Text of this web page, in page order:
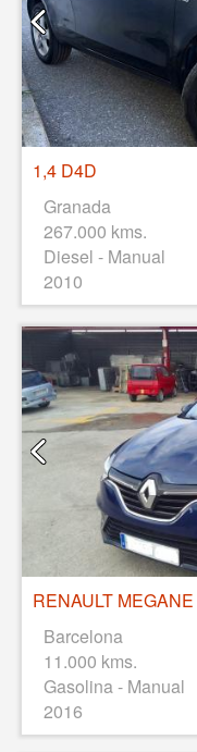
1,4 D4D
Granada
267.000 kms.
Diesel - Manual
2010
Barcelona
11.000 kms.
Gasolina - Manual
2016